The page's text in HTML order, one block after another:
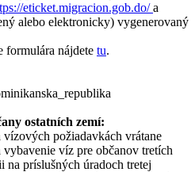
eticket.migracion.gob.do/a
alebo elektronicky) vygenerovaný
formulára nájdete tu.
ostatních zemí:
vízových požiadavkách vrátane
víz pre občanov tretích
na príslušných úradoch tretej